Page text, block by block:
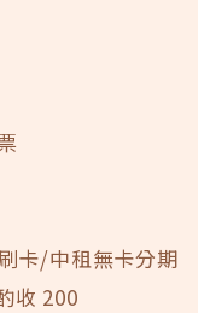
卡/中租無卡分期
收 200